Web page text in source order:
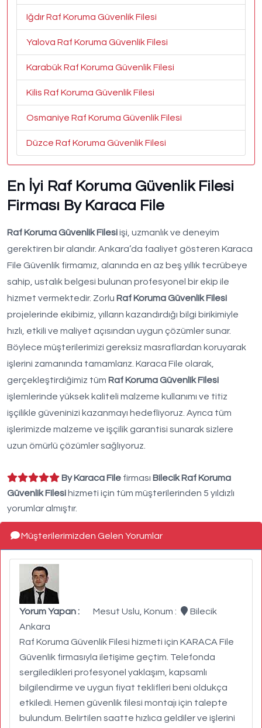
Iğdır Raf Koruma Güvenlik Filesi
Yalova Raf Koruma Güvenlik Filesi
Karabük Raf Koruma Güvenlik Filesi
Kilis Raf Koruma Güvenlik Filesi
Osmaniye Raf Koruma Güvenlik Filesi
Düzce Raf Koruma Güvenlik Filesi
En İyi Raf Koruma Güvenlik Filesi
Firması By Karaca File
Raf Koruma Güvenlik Filesiişi, uzmanlık ve deneyim
gerektiren bir alandır. Ankara’da faaliyet gösteren Karaca
File Güvenlik firmamız, alanında en az beş yıllık tecrübeye
sahip, ustalık belgesi bulunan profesyonel bir ekip ile
hizmet vermektedir. Zorlu Raf Koruma Güvenlik Filesi
projelerinde ekibimiz, yılların kazandırdığı bilgi birikimiyle
hızlı, etkili ve maliyet açısından uygun çözümler sunar.
Böylece müşterilerimizi gereksiz masraflardan koruyarak
işlerini zamanında tamamlarız. Karaca File olarak,
gerçekleştirdiğimiz tüm Raf Koruma Güvenlik Filesi
işlemlerinde yüksek kaliteli malzeme kullanımı ve titiz
işçilikle güveninizi kazanmayı hedefliyoruz. Ayrıca tüm
işlerimizde malzeme ve işçilik garantisi sunarak sizlere
uzun ömürlü çözümler sağlıyoruz.
By Karaca File firması Bilecik Raf Koruma
Güvenlik Filesi hizmeti için tüm müşterilerinden 5 yıldızlı
yorumlar almıştır.
Müşterilerimizden Gelen Yorumlar
Yorum Yapan : Mesut Uslu, Konum :
Bilecik
Ankara
Raf Koruma Güvenlik Filesi hizmeti için KARACA File
Güvenlik firmasıyla iletişime geçtim. Telefonda
sergiledikleri profesyonel yaklaşım, kapsamlı
bilgilendirme ve uygun fiyat teklifleri beni oldukça
etkiledi. Hemen güvenlik filesi montajı için talepte
bulundum. Belirtilen saatte hızlıca geldiler ve işlerini